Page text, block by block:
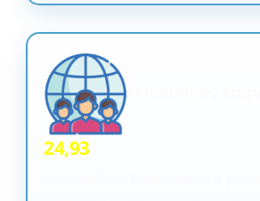
24,93